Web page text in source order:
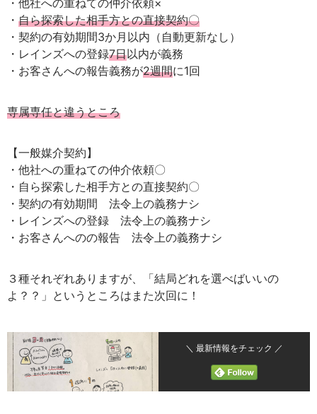
・他社への重ねての仲介依頼×
・ 自ら探索した相手方との直接契約〇
・契約の有効期間3か月以内（自動更新なし）
・レインズへの登録7日以内が義務
・お客さんへの報告義務が2週間に1回
専属専任と違うところ
【一般媒介契約】
・他社への重ねての仲介依頼〇
・自ら探索した相手方との直接契約〇
・契約の有効期間 法令上の義務ナシ
・レインズへの登録 法令上の義務ナシ
・お客さんへのの報告 法令上の義務ナシ
３種それぞれありますが、「結局どれを選べばいいの
よ？？」というところはまた次回に！
＼ 最新情報をチェック ／